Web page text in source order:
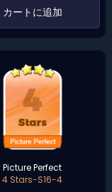
‌カートに追加‌
Picture Perfect
4 Stars-S16-4